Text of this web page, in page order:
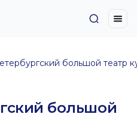
большой театр
большой